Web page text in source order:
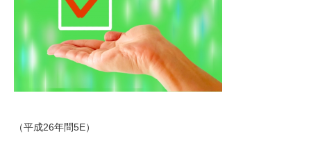
（平成26年問5E）